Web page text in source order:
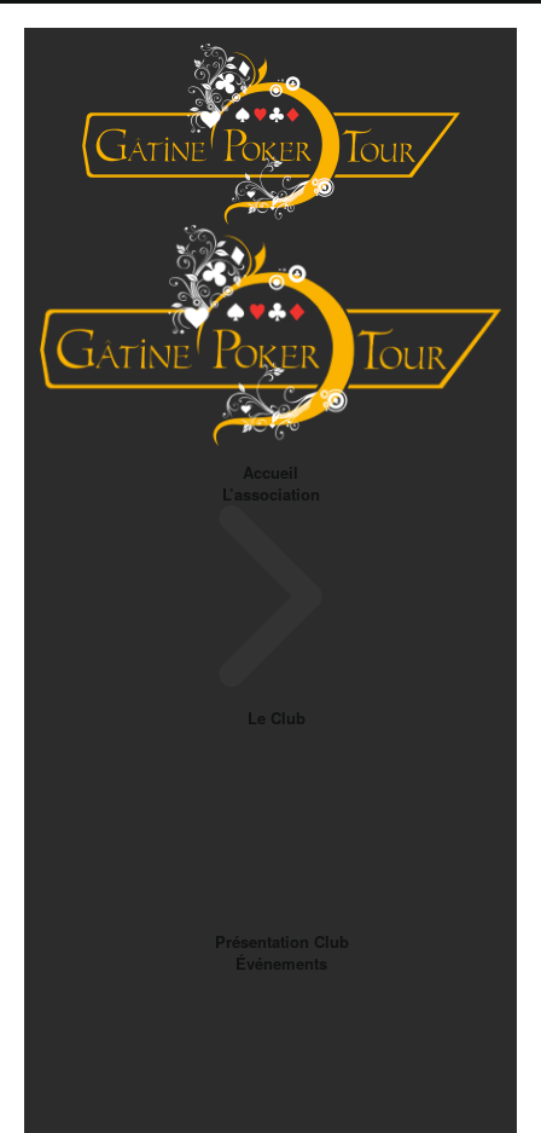
Accueil
L’association
Le Club
Présentation Club
Événements